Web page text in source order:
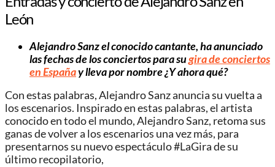
León
Alejandro Sanz el conocido cantante, ha anunciado
las fechas de los conciertos para sugira de conciertos
en Españay lleva por nombre ¿Y ahora qué?
Con estas palabras, Alejandro Sanz anuncia su vuelta a
los escenarios. Inspirado en estas palabras, el artista
conocido en todo el mundo, Alejandro Sanz, retoma sus
ganas de volver a los escenarios una vez más, para
presentarnos su nuevo espectáculo #LaGira de su
último recopilatorio,